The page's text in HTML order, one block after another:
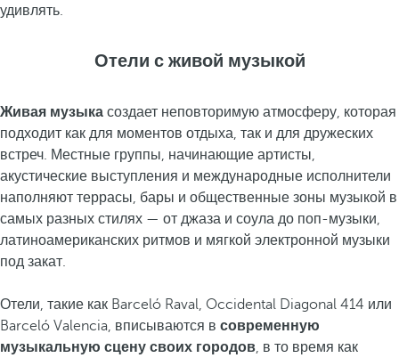
удивлять.
Отели с живой музыкой
Живая музыка создает неповторимую атмосферу, которая
подходит как для моментов отдыха, так и для дружеских
встреч. Местные группы, начинающие артисты,
акустические выступления и международные исполнители
наполняют террасы, бары и общественные зоны музыкой в
самых разных стилях — от джаза и соула до поп-музыки,
латиноамериканских ритмов и мягкой электронной музыки
под закат.
Отели, такие как Barceló Raval, Occidental Diagonal 414 или
Barceló Valencia, вписываются в современную
музыкальную сцену своих городов, в то время как